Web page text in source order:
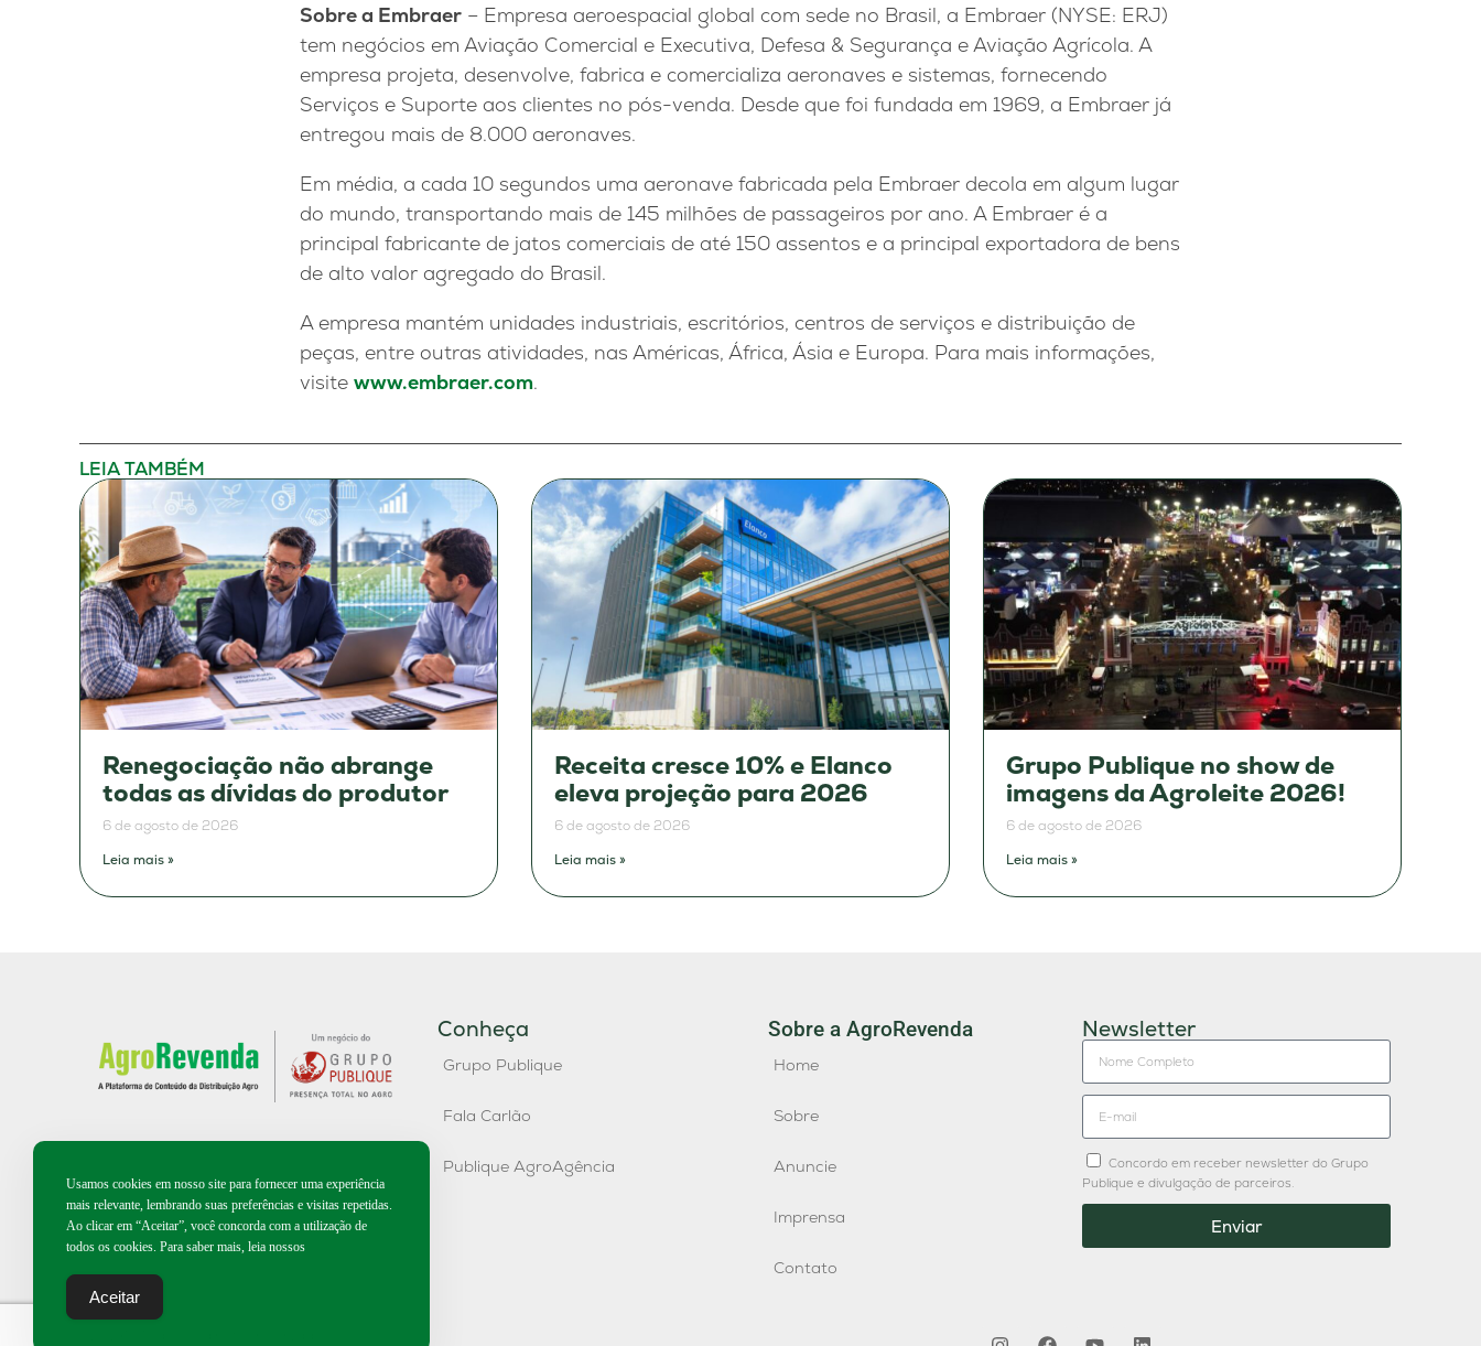
Sobre a Embraer – Empresa aeroespacial global com sede no Brasil, a Embraer (NYSE: ERJ)
tem negócios em Aviação Comercial e Executiva, Defesa & Segurança e Aviação Agrícola. A
empresa projeta, desenvolve, fabrica e comercializa aeronaves e sistemas, fornecendo
Serviços e Suporte aos clientes no pós-venda. Desde que foi fundada em 1969, a Embraer já
entregou mais de 8.000 aeronaves.
Em média, a cada 10 segundos uma aeronave fabricada pela Embraer decola em algum lugar
do mundo, transportando mais de 145 milhões de passageiros por ano. A Embraer é a
principal fabricante de jatos comerciais de até 150 assentos e a principal exportadora de bens
de alto valor agregado do Brasil.
A empresa mantém unidades industriais, escritórios, centros de serviços e distribuição de
peças, entre outras atividades, nas Américas, África, Ásia e Europa. Para mais informações,
visite www.embraer.com.
LEIA TAMBÉM
Renegociação não abrange
todas as dívidas do produtor
6 de agosto de 2026
Leia mais »
Receita cresce 10% e Elanco
eleva projeção para 2026
6 de agosto de 2026
Leia mais »
Grupo Publique no show de
imagens da Agroleite 2026!
6 de agosto de 2026
Leia mais »
Conheça
Grupo Publique
Fala Carlão
Publique AgroAgência
Sobre a AgroRevenda
Home
Sobre
Anuncie
Imprensa
Contato
Newsletter
Concordo em receber newsletter do Grupo
Publique e divulgação de parceiros.
Enviar
Usamos cookies em nosso site para fornecer uma experiência
mais relevante, lembrando suas preferências e visitas repetidas.
Ao clicar em “Aceitar”, você concorda com a utilização de
todos os cookies. Para saber mais, leia nossos
Aceitar